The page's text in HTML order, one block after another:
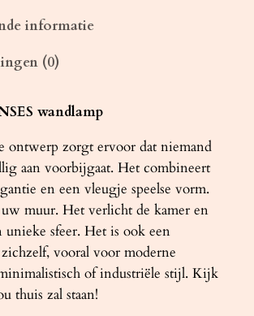
informatie
(0)
wandlamp
ontwerp zorgt ervoor dat niemand
aan voorbijgaat. Het combineert
en een vleugje speelse vorm.
muur. Het verlicht de kamer en
unieke sfeer. Het is ook een
vooral voor moderne
of industriële stijl. Kijk
thuis zal staan!